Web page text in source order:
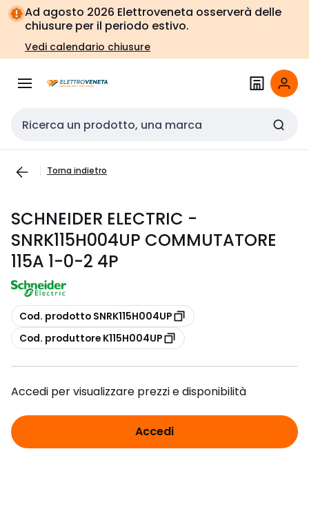
Vai alla
navigazione
Vai
alla
pagina
Ad agosto 2026 Elettroveneta osserverà delle
chiusure per il periodo estivo.
Vedi calendario chiusure
Cerca input
Torna indietro
SCHNEIDER ELECTRIC -
SNRK115H004UP COMMUTATORE
115A 1-0-2 4P
copia
Cod. prodotto SNRK115H004UP
copia
Cod. produttore K115H004UP
Accedi per visualizzare prezzi e disponibilità
Accedi